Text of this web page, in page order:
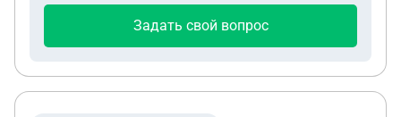
Задать свой вопрос